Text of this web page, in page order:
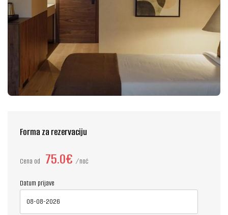
Forma za rezervaciju
Cena od 75.0€ noć
Datum prijave